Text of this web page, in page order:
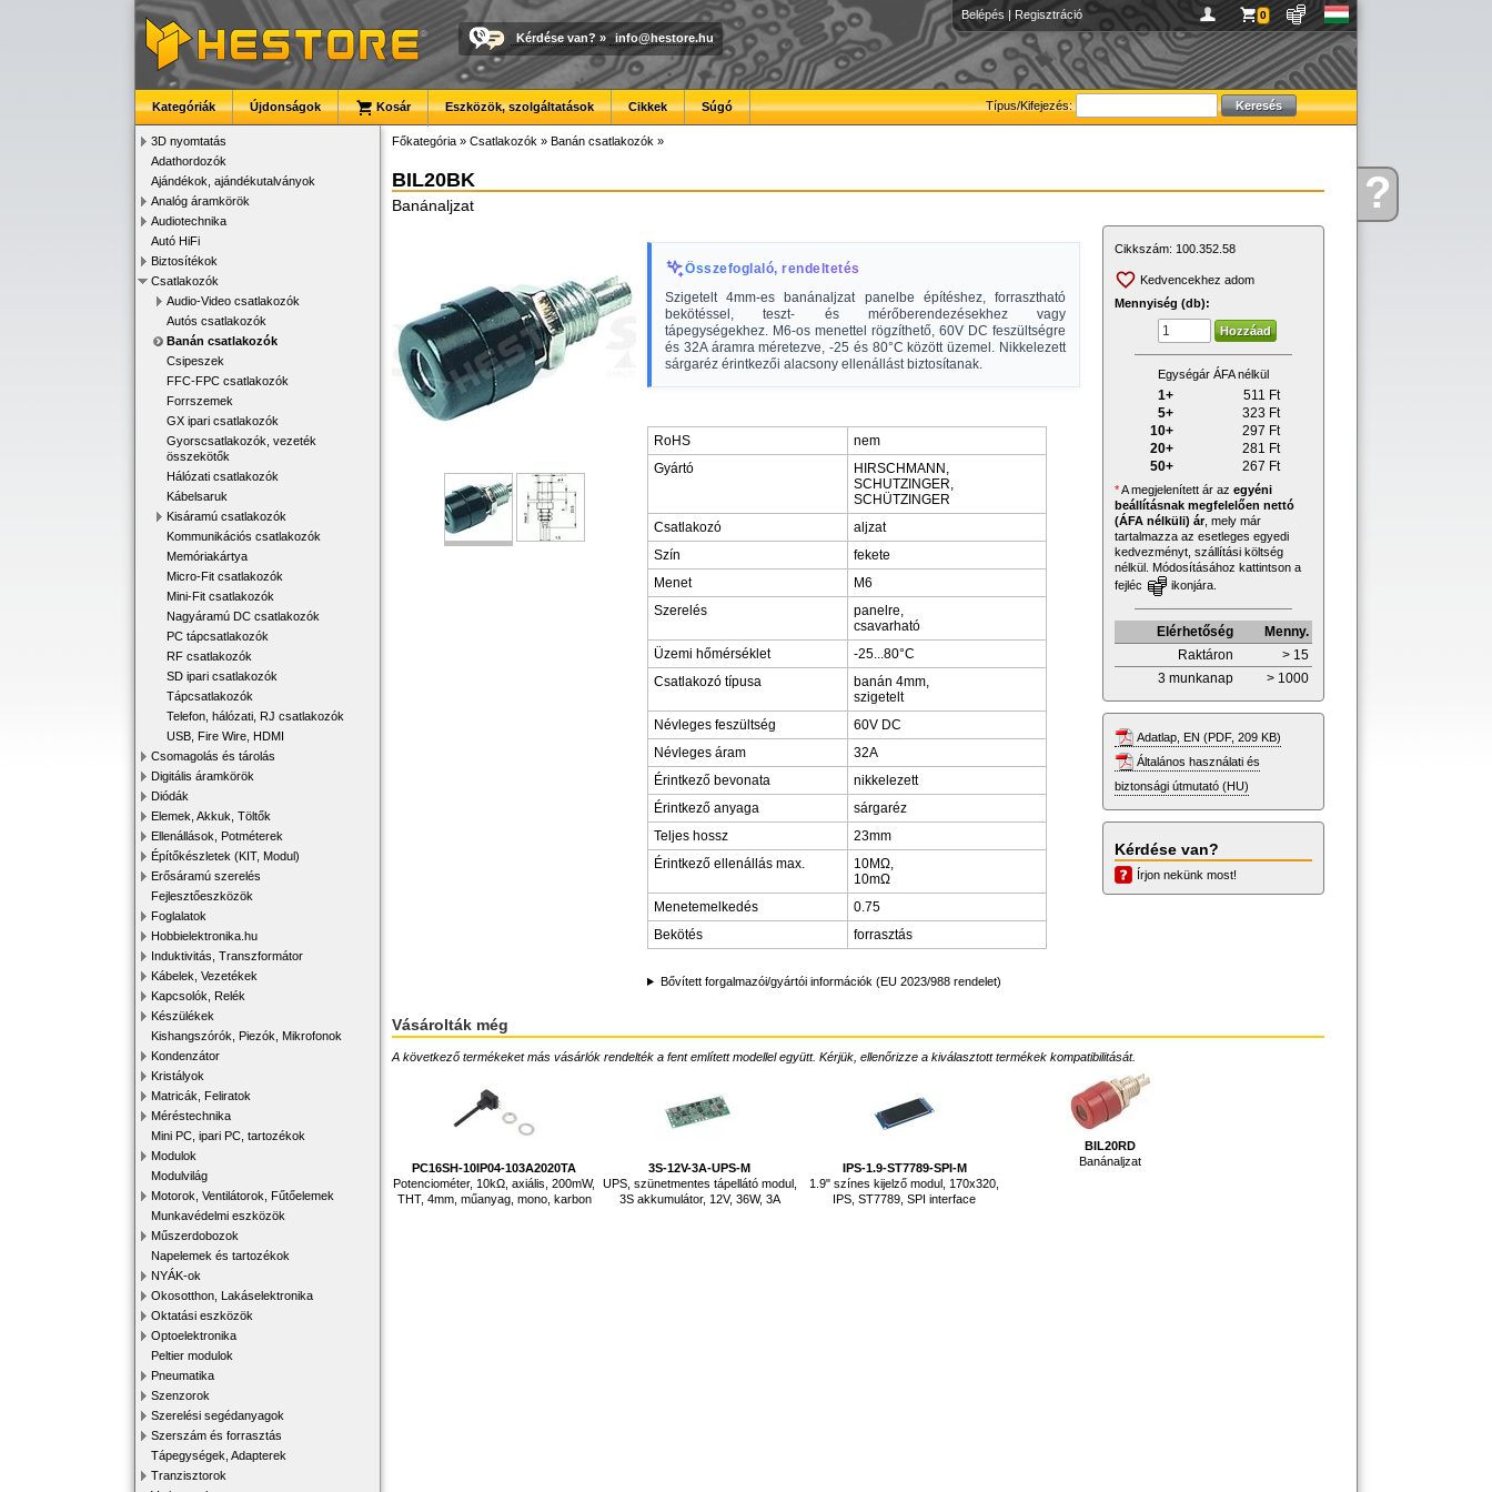
Kérdése?
Belépés | Regisztráció 0
Kérdése van? » info@hestore.hu
Típus/Kifejezés:
Kategóriák Újdonságok Kosár Eszközök, szolgáltatások Cikkek Súgó
3D nyomtatás
Adathordozók
Ajándékok, ajándékutalványok
Analóg áramkörök
Audiotechnika
Autó HiFi
Biztosítékok
Csatlakozók
Audio-Video csatlakozók
Autós csatlakozók
Banán csatlakozók
Csipeszek
FFC-FPC csatlakozók
Forrszemek
GX ipari csatlakozók
Gyorscsatlakozók, vezeték
összekötők
Hálózati csatlakozók
Kábelsaruk
Kisáramú csatlakozók
Kommunikációs csatlakozók
Memóriakártya
Micro-Fit csatlakozók
Mini-Fit csatlakozók
Nagyáramú DC csatlakozók
PC tápcsatlakozók
RF csatlakozók
SD ipari csatlakozók
Tápcsatlakozók
Telefon, hálózati, RJ csatlakozók
USB, Fire Wire, HDMI
Csomagolás és tárolás
Digitális áramkörök
Diódák
Elemek, Akkuk, Töltők
Ellenállások, Potméterek
Építőkészletek (KIT, Modul)
Erősáramú szerelés
Fejlesztőeszközök
Foglalatok
Hobbielektronika.hu
Induktivitás, Transzformátor
Kábelek, Vezetékek
Kapcsolók, Relék
Készülékek
Kishangszórók, Piezók, Mikrofonok
Kondenzátor
Kristályok
Matricák, Feliratok
Méréstechnika
Mini PC, ipari PC, tartozékok
Modulok
Modulvilág
Motorok, Ventilátorok, Fűtőelemek
Munkavédelmi eszközök
Műszerdobozok
Napelemek és tartozékok
NYÁK-ok
Okosotthon, Lakáselektronika
Oktatási eszközök
Optoelektronika
Peltier modulok
Pneumatika
Szenzorok
Szerelési segédanyagok
Szerszám és forrasztás
Tápegységek, Adapterek
Tranzisztorok
Főkategória » Csatlakozók » Banán csatlakozók »
BIL20BK
Banánaljzat
Összefoglaló, rendeltetés
Szigetelt 4mm-es banánaljzat panelbe építéshez, forrasztható
bekötéssel, teszt- és mérőberendezésekhez vagy
tápegységekhez. M6-os menettel rögzíthető, 60V DC feszültségre
és 32A áramra méretezve, -25 és 80°C között üzemel. Nikkelezett
sárgaréz érintkezői alacsony ellenállást biztosítanak.
RoHS
nem
Gyártó
HIRSCHMANN,
SCHUTZINGER,
SCHÜTZINGER
Csatlakozó
aljzat
Szín
fekete
Menet
M6
Szerelés
panelre,
csavarható
Üzemi hőmérséklet
-25...80°C
Csatlakozó típusa
banán 4mm,
szigetelt
Névleges feszültség
60V DC
Névleges áram
32A
Érintkező bevonata
nikkelezett
Érintkező anyaga
sárgaréz
Teljes hossz
23mm
Érintkező ellenállás max.
10MΩ,
10mΩ
Menetemelkedés
0.75
Bekötés
forrasztás
Bővített forgalmazói/gyártói információk (EU 2023/988 rendelet)
Cikkszám: 100.352.58
Kedvencekhez adom
Mennyiség (db):
Egységár ÁFA nélkül
1+ 511 Ft
5+
323 Ft
10+
297 Ft
20+
281 Ft
50+
267 Ft
*A megjelenített ár az egyéni
beállításnak megfelelően nettó
(ÁFA nélküli) ár, mely már
tartalmazza az esetleges egyedi
kedvezményt, szállítási költség
nélkül. Módosításához kattintson a
fejléc
ikonjára.
Elérhetőség
Menny.
Raktáron
> 15
3 munkanap
> 1000
Adatlap, EN (PDF, 209 KB)
Általános használati és
biztonsági útmutató (HU)
Kérdése van?
Írjon nekünk most!
Vásárolták még
A következő termékeket más vásárlók rendelték a fent említett modellel együtt. Kérjük, ellenőrizze a kiválasztott termékek kompatibilitását.
PC16SH-10IP04-103A2020TA
Potenciométer, 10kΩ, axiális, 200mW,
THT, 4mm, műanyag, mono, karbon
3S-12V-3A-UPS-M
UPS, szünetmentes tápellátó modul,
3S akkumulátor, 12V, 36W, 3A
IPS-1.9-ST7789-SPI-M
1.9" színes kijelző modul, 170x320,
IPS, ST7789, SPI interface
BIL20RD
Banánaljzat